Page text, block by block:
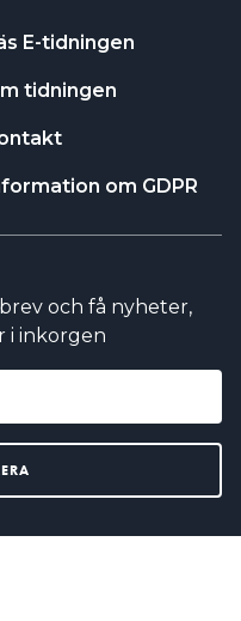
E-tidningen
tidningen
om GDPR
och få nyheter,
i inkorgen